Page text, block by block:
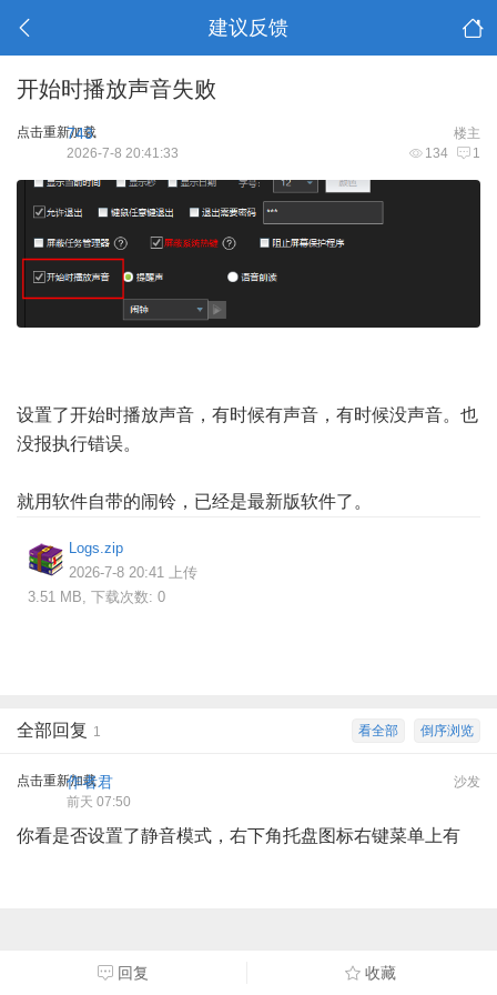
建议反馈
开始时播放声音失败
点击重新加载 楼主
743
134 1
2026-7-8 20:41:33
设置了开始时播放声音，有时候有声音，有时候没声音。也
没报执行错误。
就用软件自带的闹铃，已经是最新版软件了。
Logs.zip
2026-7-8 20:41 上传
3.51 MB, 下载次数: 0
倒序浏览
看全部
全部回复 1
点击重新加载 沙发
作者君
前天 07:50
你看是否设置了静音模式，右下角托盘图标右键菜单上有
回复 收藏